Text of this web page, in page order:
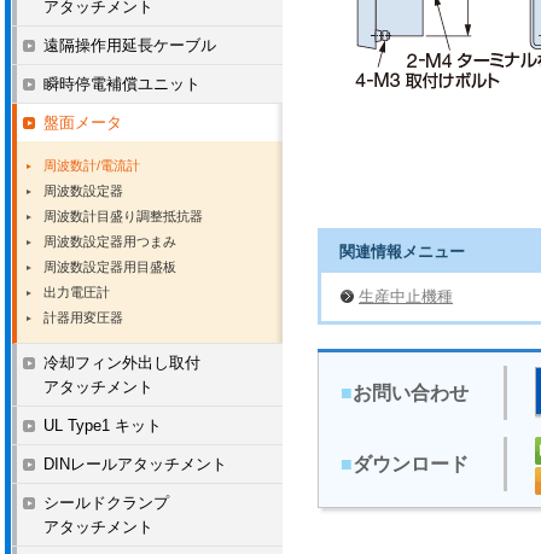
関連情報メニュー
生産中止機種
■お問い合わせ
■ダウンロード
アタッチメント
遠隔操作用延長ケーブル
瞬時停電補償ユニット
盤面メータ
周波数計/電流計
周波数設定器
周波数計目盛り調整抵抗器
周波数設定器用つまみ
周波数設定器用目盛板
出力電圧計
計器用変圧器
冷却フィン外出し取付
アタッチメント
UL Type1 キット
DINレールアタッチメント
シールドクランプ
アタッチメント